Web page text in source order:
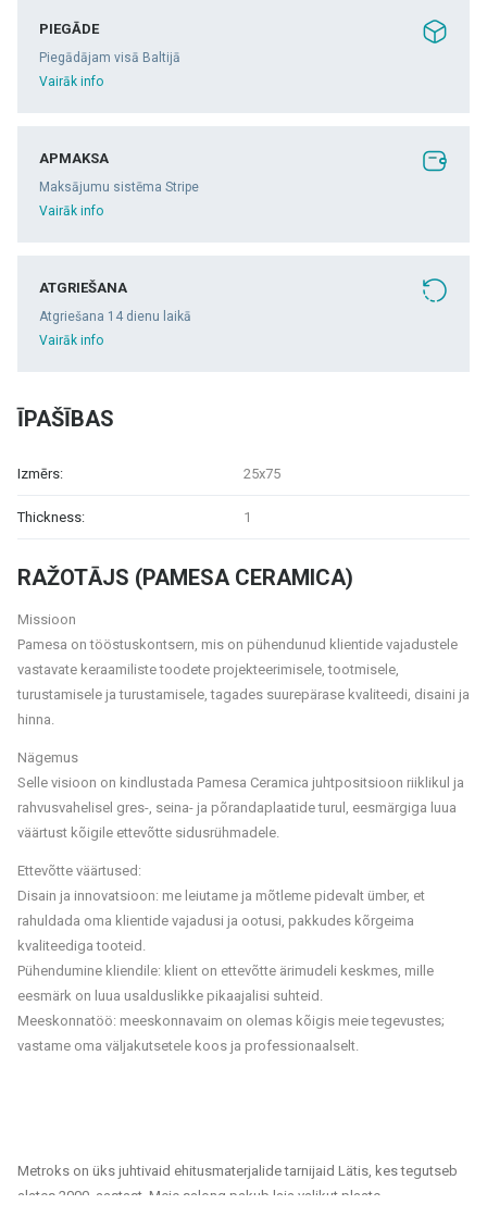
RAŽOTĀJS (PAMESA CERAMICA)
Missioon
Pamesa on tööstuskontsern, mis on pühendunud klientide vajadustele
vastavate keraamiliste toodete projekteerimisele, tootmisele,
turustamisele ja turustamisele, tagades suurepärase kvaliteedi, disaini ja
hinna.
Nägemus
Selle visioon on kindlustada Pamesa Ceramica juhtpositsioon riiklikul ja
rahvusvahelisel gres-, seina- ja põrandaplaatide turul, eesmärgiga luua
väärtust kõigile ettevõtte sidusrühmadele.
Ettevõtte väärtused:
Disain ja innovatsioon: me leiutame ja mõtleme pidevalt ümber, et
rahuldada oma klientide vajadusi ja ootusi, pakkudes kõrgeima
kvaliteediga tooteid.
Pühendumine kliendile: klient on ettevõtte ärimudeli keskmes, mille
eesmärk on luua usalduslikke pikaajalisi suhteid.
Meeskonnatöö: meeskonnavaim on olemas kõigis meie tegevustes;
vastame oma väljakutsetele koos ja professionaalselt.
PIEGĀDE
Piegādājam visā Baltijā
Vairāk info
APMAKSA
Maksājumu sistēma Stripe
Vairāk info
ATGRIEŠANA
Atgriešana 14 dienu laikā
Vairāk info
ĪPAŠĪBAS
Izmērs: 25x75
Thickness: 1
Metroks on üks juhtivaid ehitusmaterjalide tarnijaid Lätis, kes tegutseb
alates 2000. aastast. Meie salong pakub laia valikut plaate,